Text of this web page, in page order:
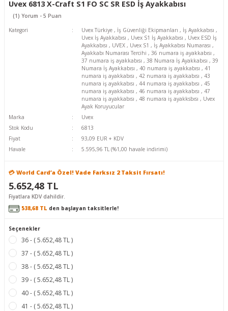
Uvex 6813 X-Craft S1 FO SC SR ESD İş Ayakkabısı
(1) Yorum - 5 Puan
Kategori
Uvex Türkiye , İş Güvenliği Ekipmanları , İş Ayakkabısı ,
Uvex İş Ayakkabısı , Uvex S1 İş Ayakkabısı , Uvex ESD İş
Ayakkabısı , UVEX , Uvex S1 , İş Ayakkabısı Numarası ,
Ayakkabı Numarası Tercihi ,36 numara iş ayakkabısı ,
37 numara iş ayakkabısı ,38 Numara İş Ayakkabısı ,39
Numara İş Ayakkabısı ,40 numara iş ayakkabısı ,41
numara iş ayakkabısı ,42 numara iş ayakkabısı ,43
numara iş ayakkabısı ,44 numara iş ayakkabısı ,45
numara iş ayakkabısı ,46 numara iş ayakkabısı ,47
numara iş ayakkabısı ,48 numara iş ayakksbısı , Uvex
Ayak Koruyucular
Marka
Uvex
Stok Kodu
6813
Fiyat
93,09 EUR + KDV
Havale
5.595,96 TL (%1,00 havale indirimi)
💳 World Card’a Özel! Vade Farksız 2 Taksit Fırsatı!
5.652,48 TL
Fiyatlara KDV dahildir.
538,68 TL den başlayan taksitlerle!
Seçenekler
36 - ( 5.652,48 TL )
37 - ( 5.652,48 TL )
38 - ( 5.652,48 TL )
39 - ( 5.652,48 TL )
40 - ( 5.652,48 TL )
41 - ( 5.652,48 TL )